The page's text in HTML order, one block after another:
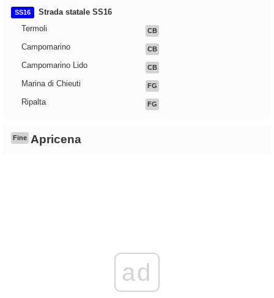
SS16
Strada statale SS16
Termoli
CB
Campomarino CB
Campomarino Lido CB
Marina di Chieuti FG
Ripalta FG
Fine Apricena
ad